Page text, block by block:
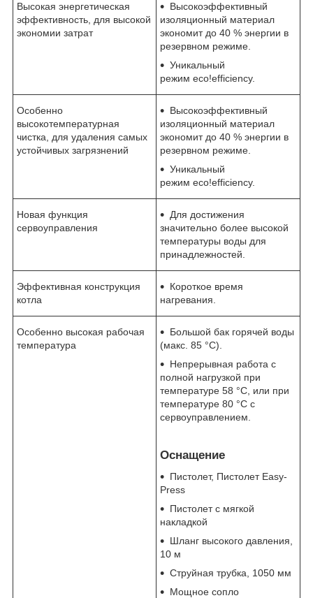
Высокая энергетическая
эффективность, для высокой
экономии затрат
Высокоэффективный
изоляционный материал
экономит до 40 % энергии в
резервном режиме.
Уникальный
режим eco!efficiency.
Особенно
высокотемпературная
чистка, для удаления самых
устойчивых загрязнений
Высокоэффективный
изоляционный материал
экономит до 40 % энергии в
резервном режиме.
Уникальный
режим eco!efficiency.
Новая функция
сервоуправления
Для достижения
значительно более высокой
температуры воды для
принадлежностей.
Эффективная конструкция
котла
Короткое время
нагревания.
Особенно высокая рабочая
температура
Большой бак горячей воды
(макс. 85 °C).
Непрерывная работа с
полной нагрузкой при
температуре 58 °C, или при
температуре 80 °C с
сервоуправлением.
Оснащение
Пистолет, Пистолет Easy-
Press
Пистолет с мягкой
накладкой
Шланг высокого давления,
10 м
Струйная трубка, 1050 мм
Мощное сопло